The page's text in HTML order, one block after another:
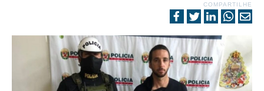
COMPARTILHE